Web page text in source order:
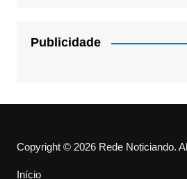
Publicidade
Copyright © 2026 Rede Noticiando.
Início